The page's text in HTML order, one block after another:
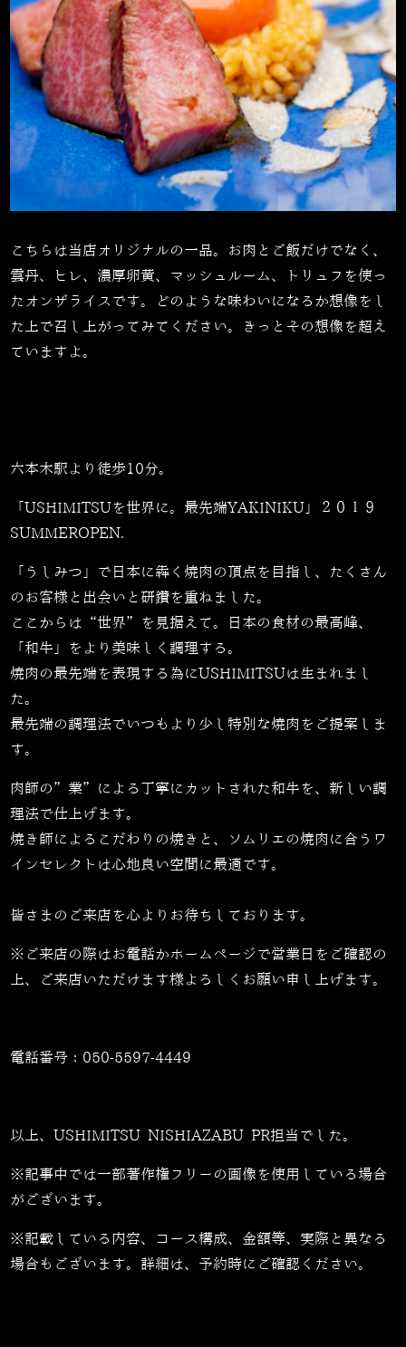
こちらは当店オリジナルの一品。お肉とご飯だけでなく、
雲丹、ヒレ、濃厚卵黄、マッシュルーム、トリュフを使っ
たオンザライスです。どのような味わいになるか想像をし
た上で召し上がってみてください。きっとその想像を超え
ていますよ。
六本木駅より徒歩10分。
「USHIMITSUを世界に。最先端YAKINIKU」２０１９
SUMMEROPEN.
「うしみつ」で日本に犇く焼肉の頂点を目指し、たくさん
のお客様と出会いと研鑽を重ねました。
ここからは“世界”を見据えて。日本の食材の最高峰、
「和牛」をより美味しく調理する。
焼肉の最先端を表現する為にUSHIMITSUは生まれまし
た。
最先端の調理法でいつもより少し特別な焼肉をご提案しま
す。
肉師の”業”による丁寧にカットされた和牛を、新しい調
理法で仕上げます。
焼き師によるこだわりの焼きと、ソムリエの焼肉に合うワ
インセレクトは心地良い空間に最適です。
皆さまのご来店を心よりお待ちしております。
※ご来店の際はお電話かホームページで営業日をご確認の
上、ご来店いただけます様よろしくお願い申し上げます。
電話番号： 050-5597-4449
以上、USHIMITSU NISHIAZABU PR担当でした。
※記事中では一部著作権フリーの画像を使用している場合
がございます。
※記載している内容、コース構成、金額等、実際と異なる
場合もございます。詳細は、予約時にご確認ください。